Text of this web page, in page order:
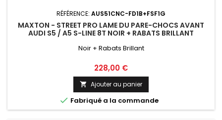
RÉFÉRENCE: AUS51CNC-FD1B+FSF1G
MAXTON - STREET PRO LAME DU PARE-CHOCS AVANT
AUDI S5 / A5 S-LINE 8T NOIR + RABATS BRILLANT
Noir + Rabats Brillant
Prix
228,00 €
 Ajouter au panier
 Fabriqué a la commande